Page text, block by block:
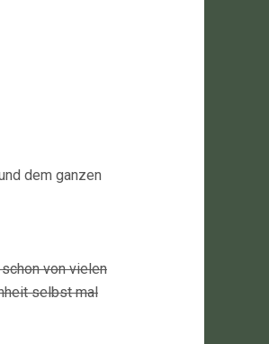
dem ganzen
von vielen
selbst mal